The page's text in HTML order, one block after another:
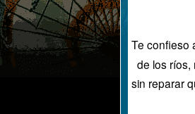
Te confieso
de los ríos,
sin reparar